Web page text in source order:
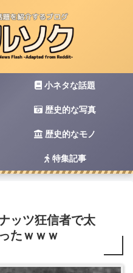
小ネタな話題
歴史的な写真
歴史的なモノ
特集記事
ッツ狂信者で太
たｗｗｗ